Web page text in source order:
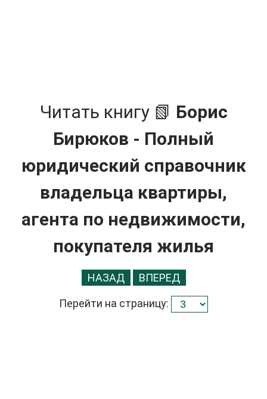
Читать книгу 📗 Борис
Бирюков - Полный
юридический справочник
владельца квартиры,
агента по недвижимости,
покупателя жилья
НАЗАД ВПЕРЕД
Перейти на страницу: